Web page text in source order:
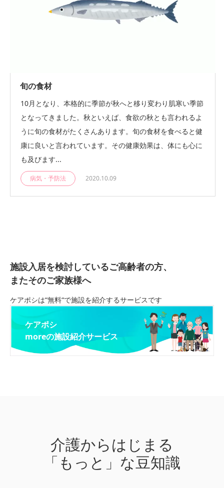
旬の食材
10月となり、本格的に季節が秋へと移り変わり肌寒い季節
となってきました。秋といえば、食欲の秋とも言われるよ
うに旬の食材がたくさんあります。旬の食材を食べると健
康に良いと言われています。その健康効果は、体にも心に
も及びます...
病気・予防法 2020.10.09
施設入居を検討しているご高齢者の方、
またそのご家族様へ
ケアポシは“無料“で施設を紹介するサービスです
ケアポシ
moreの施設紹介サービス
介護からはじまる
「もっと」な豆知識